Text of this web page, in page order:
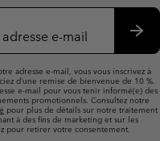
adresse e-mail, vous vous inscrivez à
d’une remise de bienvenue de 10 %.
e-mail pour vous tenir informé(e) des
promotionnels. Consultez notre
pour plus de détails sur notre traitement
à des fins de marketing et sur les
pour retirer votre consentement.